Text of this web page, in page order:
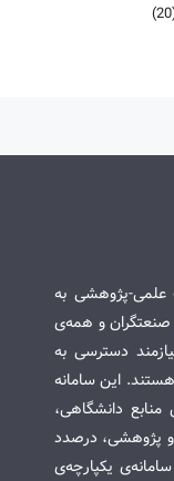
علمی-پژوهشی به
صنعتگران و همه‌ی
دسترسی به
این سامانه
دانشگاهی،
و پژوهشی، درصدد
یکپارچه‌ی